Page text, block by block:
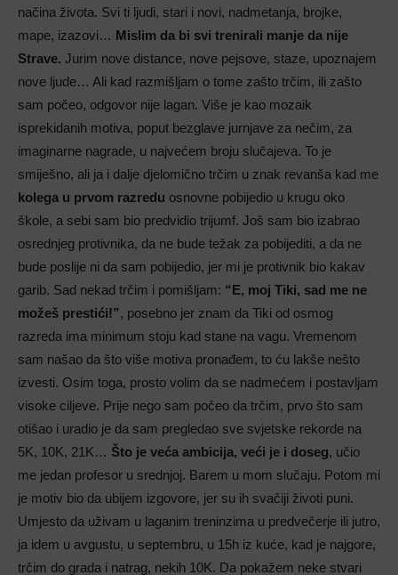
načina života. Svi ti ljudi, stari i novi, nadmetanja, brojke,
mape, izazovi… Mislim da bi svi trenirali manje da nije
Strave. Jurim nove distance, nove pejsove, staze, upoznajem
nove ljude… Ali kad razmišljam o tome zašto trčim, ili zašto
sam počeo, odgovor nije lagan. Više je kao mozaik
isprekidanih motiva, poput bezglave jurnjave za nečim, za
imaginarne nagrade, u najvećem broju slučajeva. To je
smiješno, ali ja i dalje djelomično trčim u znak revanša kad me
kolega u prvom razredu osnovne pobijedio u krugu oko
škole, a sebi sam bio predvidio trijumf. Još sam bio izabrao
osrednjeg protivnika, da ne bude težak za pobijediti, a da ne
bude poslije ni da sam pobijedio, jer mi je protivnik bio kakav
garib. Sad nekad trčim i pomišljam: “E, moj Tiki, sad me ne
možeš prestići!”, posebno jer znam da Tiki od osmog
razreda ima minimum stoju kad stane na vagu. Vremenom
sam našao da što više motiva pronađem, to ću lakše nešto
izvesti. Osim toga, prosto volim da se nadmećem i postavljam
visoke ciljeve. Prije nego sam počeo da trčim, prvo što sam
otišao i uradio je da sam pregledao sve svjetske rekorde na
5K, 10K, 21K… Što je veća ambicija, veći je i doseg, učio
me jedan profesor u srednjoj. Barem u mom slučaju. Potom mi
je motiv bio da ubijem izgovore, jer su ih svačiji životi puni.
Umjesto da uživam u laganim treninzima u predvečerje ili jutro,
ja idem u avgustu, u septembru, u 15h iz kuće, kad je najgore,
trčim do grada i natrag, nekih 10K. Da pokažem neke stvari